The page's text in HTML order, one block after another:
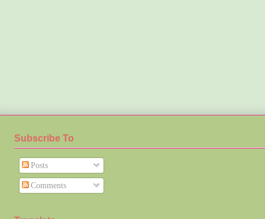
Subscribe To
Posts
Comments